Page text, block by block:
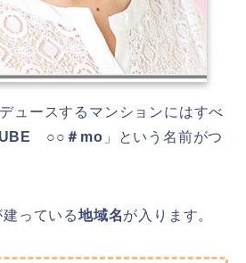
ュースするマンションにはすべ
○○＃mo 」という名前がつ
っている地域名が入ります。